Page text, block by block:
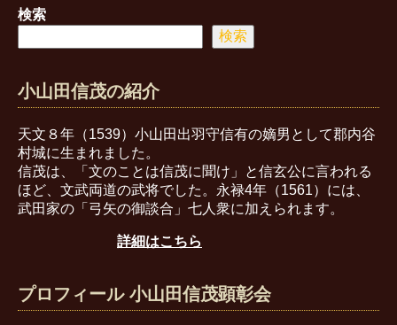
検索
検索
小山田信茂の紹介
天文８年（1539）小山田出羽守信有の嫡男として郡内谷
村城に生まれました。
信茂は、「文のことは信茂に聞け」と信玄公に言われる
ほど、文武両道の武将でした。永禄4年（1561）には、
武田家の「弓矢の御談合」七人衆に加えられます。
詳細はこちら
プロフィール 小山田信茂顕彰会